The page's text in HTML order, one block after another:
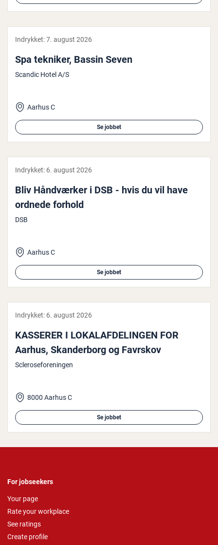
Indrykket:7. august 2026
Spa tekniker, Bassin Seven
Scandic Hotel A/S
Aarhus C
Se jobbet
Indrykket: 6. august 2026
Bliv Hånd­vær­ker i DSB - hvis du vil have
ordnede forhold
DSB
Aarhus C
Se jobbet
Indrykket: 6. august 2026
KASSERER I LOKALAFDELINGEN FOR
Aarhus, Skan­der­borg og Favrskov
Scleroseforeningen
8000 Aarhus C
Se jobbet
For jobseekers
Your page
Rate your workplace
See ratings
Create profile